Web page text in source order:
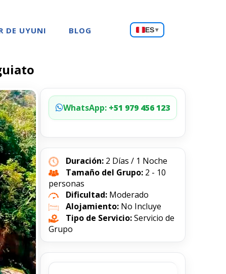
DE UYUNI BLOG
Choose
a
ES▾
WhatsApp: +51 979 456 123
Duración: 2 Días / 1 Noche
Tamaño del Grupo: 2 - 10
personas
Dificultad: Moderado
Alojamiento: No Incluye
Tipo de Servicio:Servicio de
Grupo